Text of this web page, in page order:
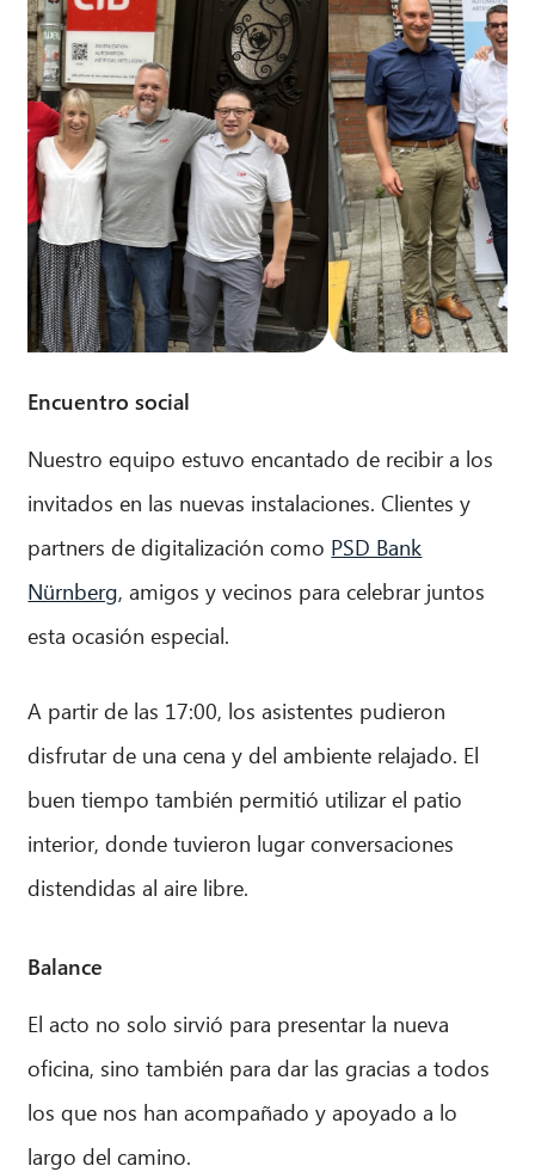
Encuentro social
Nuestro equipo estuvo encantado de recibir a los
invitados en las nuevas instalaciones. Clientes y
partners de digitalización como PSD Bank
Nürnberg, amigos y vecinos para celebrar juntos
esta ocasión especial.
A partir de las 17:00, los asistentes pudieron
disfrutar de una cena y del ambiente relajado. El
buen tiempo también permitió utilizar el patio
interior, donde tuvieron lugar conversaciones
distendidas al aire libre.
Balance
El acto no solo sirvió para presentar la nueva
oficina, sino también para dar las gracias a todos
los que nos han acompañado y apoyado a lo
largo del camino.